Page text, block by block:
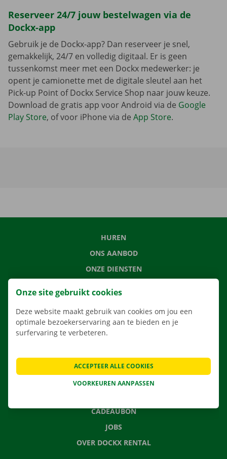
Reserveer 24/7 jouw bestelwagen via de
Dockx-app
Gebruik je de Dockx-app? Dan reserveer je snel,
gemakkelijk, 24/7 en volledig digitaal. Er is geen
tussenkomst meer met een Dockx medewerker: je
opent je camionette met de digitale sleutel aan het
Pick-up Point of Dockx Service Shop naar jouw keuze.
Download de gratis app voor Android via de Google
Play Store, of voor iPhone via de App Store.
HUREN
ONS AANBOD
ONZE DIENSTEN
VERHUISOPLOSSINGEN
CONTACTEER ONS
VEELGESTELDE VRAGEN
CADEAUBON
JOBS
OVER DOCKX RENTAL
Onze site gebruikt cookies
Deze website maakt gebruik van cookies om jou een
optimale bezoekerservaring aan te bieden en je
surfervaring te verbeteren.
VOORKEUREN AANPASSEN
ACCEPTEER ALLE COOKIES